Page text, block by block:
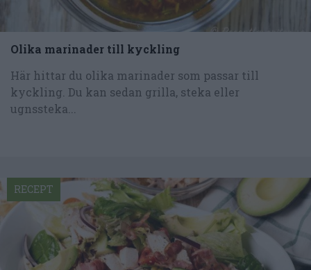
Olika marinader till kyckling
Här hittar du olika marinader som passar till
kyckling. Du kan sedan grilla, steka eller
ugnssteka...
RECEPT